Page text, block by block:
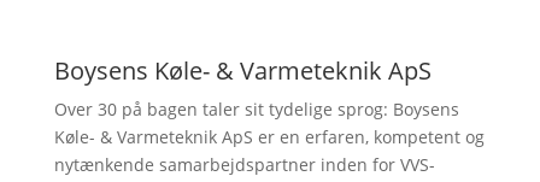
Boysens Køle- & Varmeteknik ApS
Over 30 på bagen taler sit tydelige sprog: Boysens
Køle- & Varmeteknik ApS er en erfaren, kompetent og
nytænkende samarbejdspartner inden for VVS-